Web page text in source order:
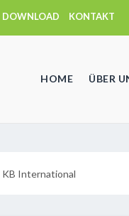
DOWNLOAD KONTAKT
HOME ÜBER
KB International